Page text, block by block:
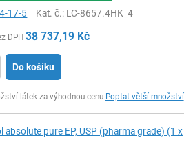
17-5 Kat. č.: LC-8657.4HK_4
DPH 38 737,19 Kč
Do košíku
látek za výhodnou cenu Poptat větší množství
absolute pure EP, USP (pharma grade) (1 x